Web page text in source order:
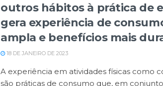
outros hábitos à prática de
gera experiência de
ampla e benefícios mais
18 DE JANEIRO DE 2023
A experiência em atividades físicas como
são práticas de consumo que, em